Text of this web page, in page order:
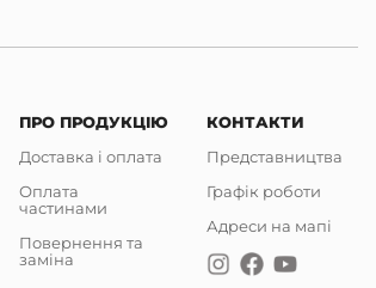
ПРО ПРОДУКЦІЮ
Доставка і оплата
Оплата
частинами
Повернення та
заміна
КОНТАКТИ
Представництва
Графік роботи
Адреси на мапі